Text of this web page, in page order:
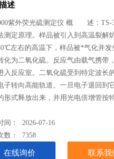
述
紫外荧光硫测定仪 概 述：TS-
测定原理。样品被引入到高温裂解
左右的高温下，样品被*气化并
化为二氧化硫。反应气由载气携带
入反应室。二氧化硫受到特定波长
子转向高能轨道。一旦电子退回到
形式释放出来，并用光电倍增管按
、计算机数据处理，即可转换为与
小即可计算出相应样品的硫含量。
用于测定原油、馏分油、石油气、
间： 2026-07-16
数： 7358
在线询价 联系我